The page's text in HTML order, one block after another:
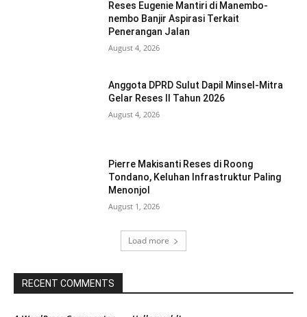
Reses Eugenie Mantiri di Manembo-
nembo Banjir Aspirasi Terkait
Penerangan Jalan
August 4, 2026
Anggota DPRD Sulut Dapil Minsel-Mitra
Gelar Reses II Tahun 2026
August 4, 2026
Pierre Makisanti Reses di Roong
Tondano, Keluhan Infrastruktur Paling
Menonjol
August 1, 2026
Load more
RECENT COMMENTS